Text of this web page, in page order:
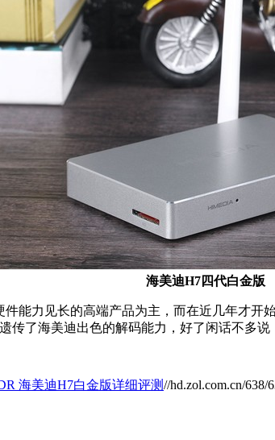
海美迪H7四代白金版
力见长的高端产品为主，而在近几年才开
传了海美迪出色的解码能力，好了闲话不多
海美迪H7白金版详细评测//hd.zol.com.cn/638/